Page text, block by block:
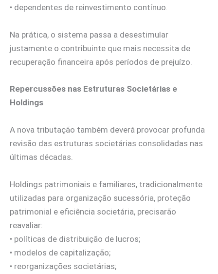
• dependentes de reinvestimento contínuo.
Na prática, o sistema passa a desestimular
justamente o contribuinte que mais necessita de
recuperação financeira após períodos de prejuízo.
Repercussões nas Estruturas Societárias e
Holdings
A nova tributação também deverá provocar profunda
revisão das estruturas societárias consolidadas nas
últimas décadas.
Holdings patrimoniais e familiares, tradicionalmente
utilizadas para organização sucessória, proteção
patrimonial e eficiência societária, precisarão
reavaliar:
• políticas de distribuição de lucros;
• modelos de capitalização;
• reorganizações societárias;